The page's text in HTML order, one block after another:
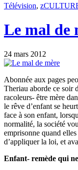
Télévision,
Le mal de
24 mars 2012
Abonnée aux pages
Theriau aborde ce soir
racoleurs- être mère
le rêve d’enfant se
face à son enfant,
normalité, la société
emprisonne quand
d’appliquer la loi, et
Enfant- remède qui